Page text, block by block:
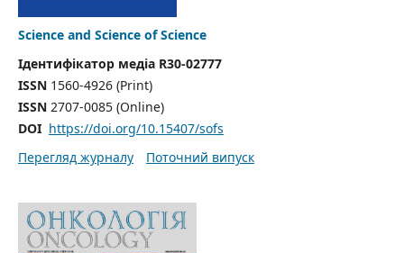
Science and Science of Science
Ідентифікатор медіа R30-02777
ISSN1560-4926 (Print)
ISSN2707-0085 (Online)
DOI https://doi.org/10.15407/sofs
Перегляд журналу
Поточний випуск